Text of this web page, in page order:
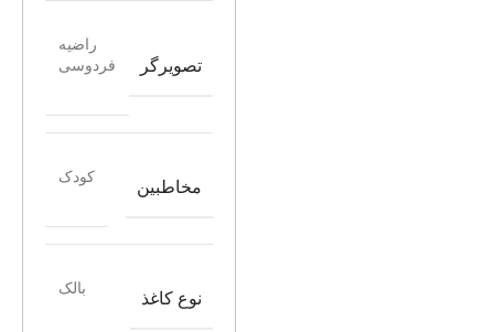
تصویرگر
راضیه
فردوسی
مخاطبین
کودک
نوع کاغذ
بالک